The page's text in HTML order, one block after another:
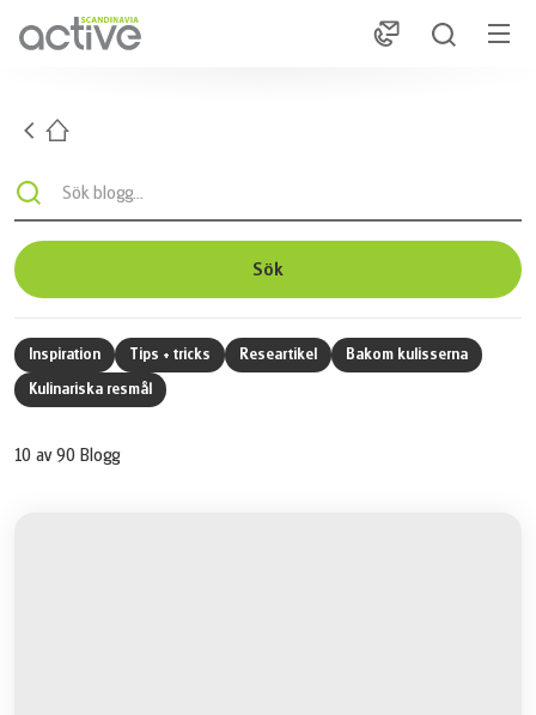
1
Hem
Sök blogg...
Sök
Inspiration Tips + tricks Researtikel Bakom kulisserna
Kulinariska resmål
10 av 90 Blogg